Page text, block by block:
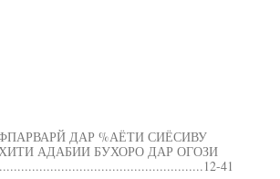
ДАР %АЁТИ СИЁСИВУ
АДАБИИ БУХОРО ДАР ОГОЗИ
41